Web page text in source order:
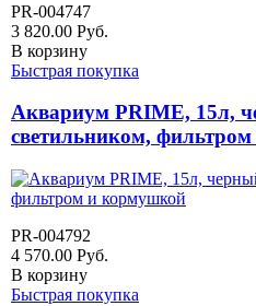
PR-004747
3 820.00 Руб.
В корзину
Быстрая покупка
Аквариум PRIME, 15л,
светильником,
PR-004792
4 570.00 Руб.
В корзину
Быстрая покупка